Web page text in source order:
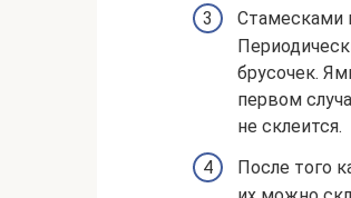
Стамесками
брусочек.
первом
не склеится.
После того